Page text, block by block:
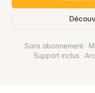
Sans abonnement ·
Support inclus ·